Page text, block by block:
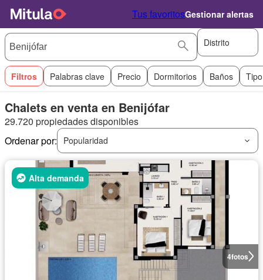
Tus favoritosGestionar alertas
Distrito
Filtros Palabras clave Precio Dormitorios Baños
Chalets en venta en Benijófar
29.720 propiedades disponibles
Ordenar por:
Popularidad
4fotos
Alta demanda